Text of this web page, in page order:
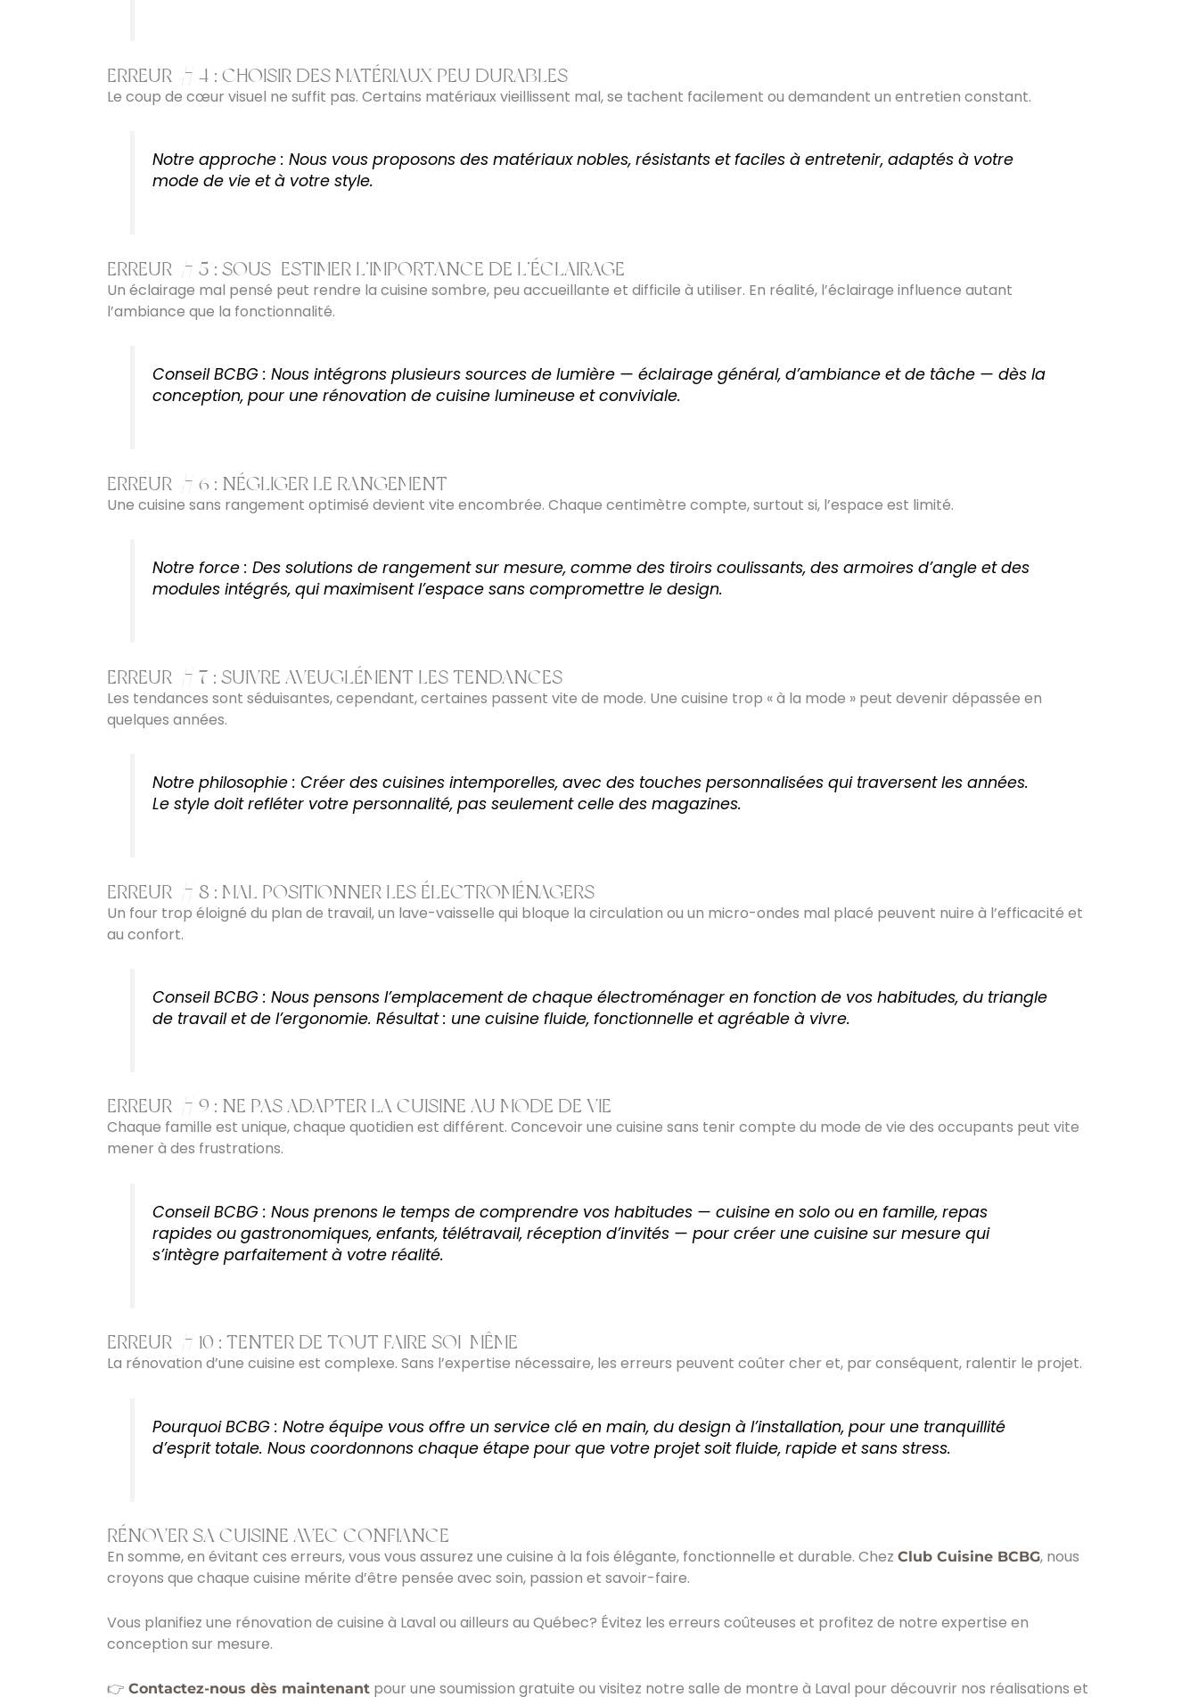
ERREUR #4 : CHOISIR DES MATÉRIAUX PEU DURABLES
Le coup de cœur visuel ne suffit pas. Certains matériaux vieillissent mal, se tachent facilement ou demandent un entretien constant.
Notre approche : Nous vous proposons des matériaux nobles, résistants et faciles à entretenir, adaptés à votre
mode de vie et à votre style.
ERREUR #5 : SOUS-ESTIMER L’IMPORTANCE DE L’ÉCLAIRAGE
Un éclairage mal pensé peut rendre la cuisine sombre, peu accueillante et difficile à utiliser. En réalité, l’éclairage influence autant
l’ambiance que la fonctionnalité.
Conseil BCBG : Nous intégrons plusieurs sources de lumière — éclairage général, d’ambiance et de tâche — dès la
conception, pour une rénovation de cuisine lumineuse et conviviale.
ERREUR #6 : NÉGLIGER LE RANGEMENT
Une cuisine sans rangement optimisé devient vite encombrée. Chaque centimètre compte, surtout si, l’espace est limité.
Notre force : Des solutions de rangement sur mesure, comme des tiroirs coulissants, des armoires d’angle et des
modules intégrés, qui maximisent l’espace sans compromettre le design.
ERREUR #7 : SUIVRE AVEUGLÉMENT LES TENDANCES
Les tendances sont séduisantes, cependant, certaines passent vite de mode. Une cuisine trop « à la mode » peut devenir dépassée en
quelques années.
Notre philosophie : Créer des cuisines intemporelles, avec des touches personnalisées qui traversent les années.
Le style doit refléter votre personnalité, pas seulement celle des magazines.
ERREUR #8 : MAL POSITIONNER LES ÉLECTROMÉNAGERS
Un four trop éloigné du plan de travail, un lave-vaisselle qui bloque la circulation ou un micro-ondes mal placé peuvent nuire à l’efficacité et
au confort.
Conseil BCBG : Nous pensons l’emplacement de chaque électroménager en fonction de vos habitudes, du triangle
de travail et de l’ergonomie. Résultat : une cuisine fluide, fonctionnelle et agréable à vivre.
ERREUR #9 : NE PAS ADAPTER LA CUISINE AU MODE DE VIE
Chaque famille est unique, chaque quotidien est différent. Concevoir une cuisine sans tenir compte du mode de vie des occupants peut vite
mener à des frustrations.
Conseil BCBG : Nous prenons le temps de comprendre vos habitudes — cuisine en solo ou en famille, repas
rapides ou gastronomiques, enfants, télétravail, réception d’invités — pour créer une cuisine sur mesure qui
s’intègre parfaitement à votre réalité.
ERREUR #10 : TENTER DE TOUT FAIRE SOI-MÊME
La rénovation d’une cuisine est complexe. Sans l’expertise nécessaire, les erreurs peuvent coûter cher et, par conséquent, ralentir le projet.
Pourquoi BCBG : Notre équipe vous offre un service clé en main, du design à l’installation, pour une tranquillité
d’esprit totale. Nous coordonnons chaque étape pour que votre projet soit fluide, rapide et sans stress.
RÉNOVER SA CUISINE AVEC CONFIANCE
En somme, en évitant ces erreurs, vous vous assurez une cuisine à la fois élégante, fonctionnelle et durable. Chez Club Cuisine BCBG, nous
croyons que chaque cuisine mérite d’être pensée avec soin, passion et savoir-faire.
Vous planifiez une rénovation de cuisine à Laval ou ailleurs au Québec? Évitez les erreurs coûteuses et profitez de notre expertise en
conception sur mesure.
👉 Contactez-nous dès maintenant pour une soumission gratuite ou visitez notre salle de montre à Laval pour découvrir nos réalisations et